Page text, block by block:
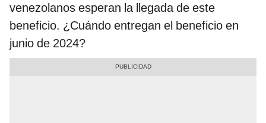
venezolanos esperan la llegada de este
beneficio. ¿Cuándo entregan el beneficio en
junio de 2024?